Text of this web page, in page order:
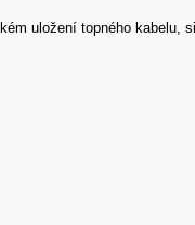
uložení topného